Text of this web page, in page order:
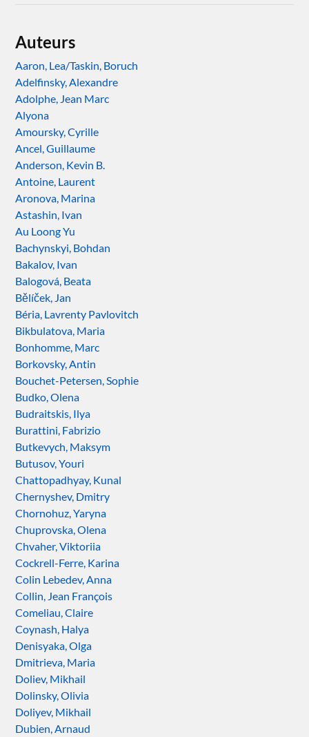
Auteurs
Aaron, Lea/Taskin, Boruch
Adelfinsky, Alexandre
Adolphe, Jean Marc
Alyona
Amoursky, Cyrille
Ancel, Guillaume
Anderson, Kevin B.
Antoine, Laurent
Aronova, Marina
Astashin, Ivan
Au Loong Yu
Bachynskyi, Bohdan
Bakalov, Ivan
Balogová, Beata
Bělíček, Jan
Béria, Lavrenty Pavlovitch
Bikbulatova, Maria
Bonhomme, Marc
Borkovsky, Antin
Bouchet-Petersen, Sophie
Budko, Olena
Budraitskis, Ilya
Burattini, Fabrizio
Butkevych, Maksym
Butusov, Youri
Chattopadhyay, Kunal
Chernyshev, Dmitry
Chornohuz, Yaryna
Chuprovska, Olena
Chvaher, Viktoriia
Cockrell-Ferre, Karina
Colin Lebedev, Anna
Collin, Jean François
Comeliau, Claire
Coynash, Halya
Denisyaka, Olga
Dmitrieva, Maria
Doliev, Mikhail
Dolinsky, Olivia
Doliyev, Mikhail
Dubien, Arnaud